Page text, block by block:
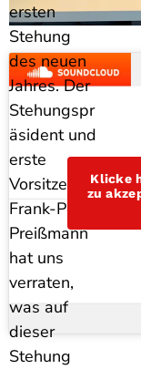
ersten
Stehung
des neuen
Jahres. Der
Stehungspr
äsident und
erste
Vorsitzende
Frank-Peter
Preißmann
hat uns
verraten,
was auf
dieser
Stehung
Klicke
zu